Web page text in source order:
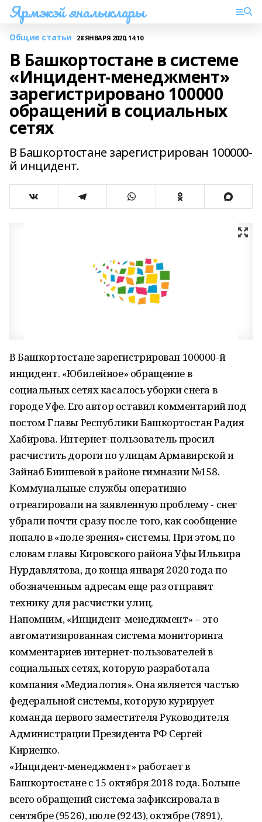
Ярмэкэй яналыклары
Общие статьи 28 ЯНВАРЯ 2020, 14:10
В Башкортостане в системе
«Инцидент-менеджмент»
зарегистрировано 100000
обращений в социальных
сетях
В Башкортостане зарегистрирован 100000-
й инцидент.
В Башкортостане зарегистрирован 100000-й
инцидент. «Юбилейное» обращение в
социальных сетях касалось уборки снега в
городе Уфе. Его автор оставил комментарий под
постом Главы Республики Башкортостан Радия
Хабирова. Интернет-пользователь просил
расчистить дороги по улицам Армавирской и
Зайнаб Биишевой в районе гимназии №158.
Коммунальные службы оперативно
отреагировали на заявленную проблему - снег
убрали почти сразу после того, как сообщение
попало в «поле зрения» системы. При этом, по
словам главы Кировского района Уфы Ильвира
Нурдавлятова, до конца января 2020 года по
обозначенным адресам еще раз отправят
технику для расчистки улиц.
Напомним, «Инцидент-менеджмент» – это
автоматизированная система мониторинга
комментариев интернет-пользователей в
социальных сетях, которую разработала
компания «Медиалогия». Она является частью
федеральной системы, которую курирует
команда первого заместителя Руководителя
Администрации Президента РФ Сергей
Кириенко.
«Инцидент-менеджмент» работает в
Башкортостане с 15 октября 2018 года. Больше
всего обращений система зафиксировала в
сентябре (9526), июле (9243), октябре (7891),